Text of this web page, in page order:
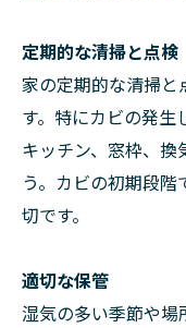
定期的な清掃と点検
家の定期的な清掃
す。特にカビの発生
キッチン、窓枠、換
う。カビの初期段
切です。
適切な保管
湿気の多い季節や